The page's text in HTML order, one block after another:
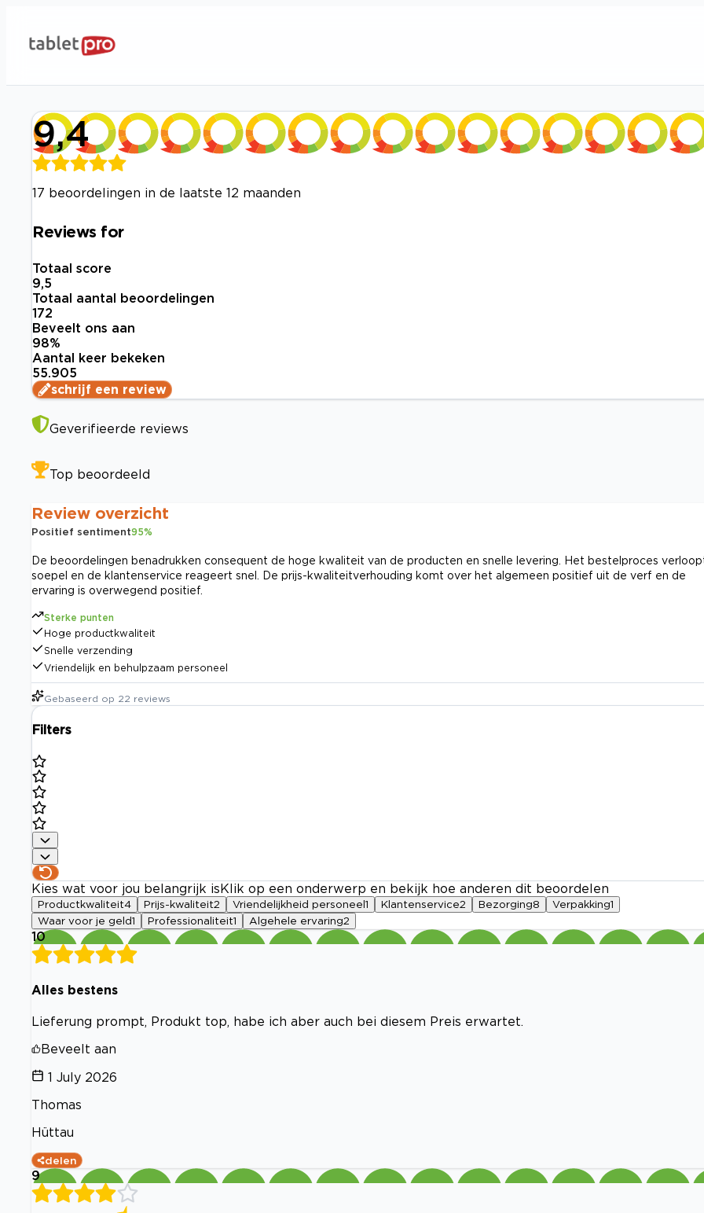
9,4
17 beoordelingen in de laatste 12 maanden
Reviews for
Totaal score
9,5
Totaal aantal beoordelingen
172
Beveelt ons aan
98%
Aantal keer bekeken
55.905
schrijf een review
Geverifieerde reviews
Top beoordeeld
Review overzicht
Positief sentiment95%
De beoordelingen benadrukken consequent de hoge kwaliteit van de producten en snelle levering. Het bestelproces
soepel en de klantenservice reageert snel. De prijs-kwaliteitverhouding komt over het algemeen positief uit de verf en de
ervaring is overwegend positief.
Sterke punten
Hoge productkwaliteit
Snelle verzending
Vriendelijk en behulpzaam personeel
Gebaseerd op 22 reviews
Filters
Kies wat voor jou belangrijk is Klik op een onderwerp en bekijk hoe anderen dit beoordelen
Productkwaliteit4 Prijs-kwaliteit2 Vriendelijkheid personeel 1 Klantenservice2 Bezorging8 Verpakking1
Waar voor je geld1 Professionaliteit1 Algehele ervaring2
10
Alles bestens
Lieferung prompt, Produkt top, habe ich aber auch bei diesem Preis erwartet.
Beveelt aan
1 July 2026
Thomas
Hüttau
delen
9